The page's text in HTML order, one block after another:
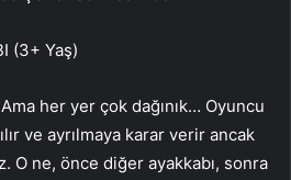
(3+ Yaş)
her yer çok dağınık… Oyuncu
ve ayrılmaya karar verir ancak
O ne, önce diğer ayakkabı, sonra